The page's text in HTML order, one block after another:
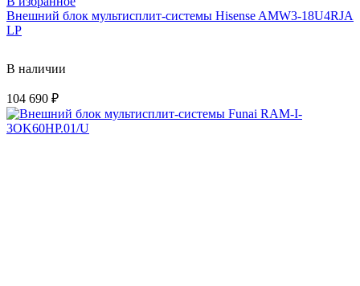
Внешний блок мультисплит-системы Hisense AMW3-18U4RJA
LP
В наличии
104 690 ₽